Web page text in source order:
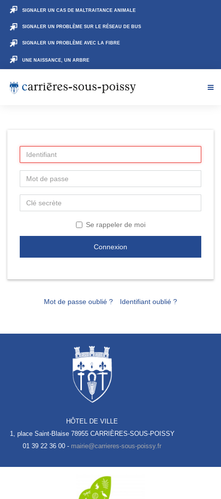
SIGNALER UN CAS DE MALTRAITANCE ANIMALE
SIGNALER UN PROBLÈME SUR LE RÉSEAU DE BUS
SIGNALER UN PROBLÈME AVEC LA FIBRE
UNE NAISSANCE, UN ARBRE
Se rappeler de moi
Connexion
Mot de passe oublié ? Identifiant oublié ?
HÔTEL DE VILLE
1, place Saint-Blaise 78955 CARRIÈRES-SOUS-POISSY
01 39 22 36 00 -